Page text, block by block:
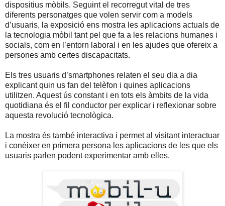
dispositius mòbils. Seguint el recorregut vital de tres
diferents personatges que volen servir com a models
d’usuaris, la exposició ens mostra les aplicacions actuals de
la tecnologia mòbil tant pel que fa a les relacions humanes i
socials, com en l’entorn laboral i en les ajudes que ofereix a
persones amb certes discapacitats.
Els tres usuaris d’smartphones relaten el seu dia a dia
explicant quin us fan del telèfon i quines aplicacions
utilitzen. Aquest ús constant i en tots els àmbits de la vida
quotidiana és el fil conductor per explicar i reflexionar sobre
aquesta revolució tecnològica.
La mostra és també interactiva i permet al visitant interactuar
i conèixer en primera persona les aplicacions de les que els
usuaris parlen podent experimentar amb elles.